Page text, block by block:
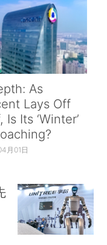
As
Lays Off
Is Its ‘Winter’
月01日